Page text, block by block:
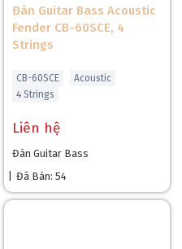
Đàn Guitar Bass Acoustic
Fender CB-60SCE, 4
Strings
CB-60SCE
Acoustic
4 Strings
Liên hệ
Đàn Guitar Bass
Đã Bán: 54